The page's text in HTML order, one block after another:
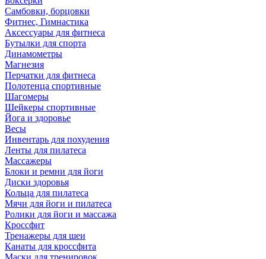
Самбовки, борцовки
Фитнес, Гимнастика
Аксессуары для фитнеса
Бутылки для спорта
Динамометры
Магнезия
Перчатки для фитнеса
Полотенца спортивные
Шагомеры
Шейкеры спортивные
Йога и здоровье
Весы
Инвентарь для похудения
Ленты для пилатеса
Массажеры
Блоки и ремни для йоги
Диски здоровья
Кольца для пилатеса
Мячи для йоги и пилатеса
Ролики для йоги и массажа
Кроссфит
Тренажеры для шеи
Канаты для кроссфита
Маски для тренировок